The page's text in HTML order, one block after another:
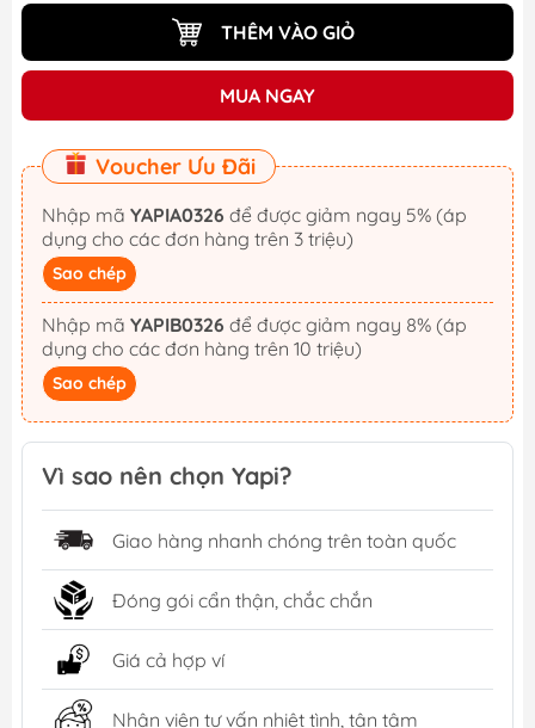
THÊM VÀO GIỎ
MUA NGAY
Voucher Ưu Đãi
Nhập mã YAPIA0326
dụng cho các đơn hàng trên 3 triệu)
Sao chép
Nhập mã YAPIB0326
dụng cho các đơn hàng trên 10 triệu)
Sao chép
Vì sao nên chọn Yapi?
Giao hàng nhanh chóng trên toàn quốc
Đóng gói cẩn thận, chắc chắn
Giá cả hợp ví
Nhân viên tư vấn nhiệt tình, tận tâm